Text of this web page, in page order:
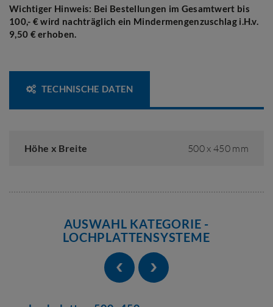
Wichtiger Hinweis: Bei Bestellungen im Gesamtwert bis
100,- € wird nachträglich ein Mindermengenzuschlag i.H.v.
9,50 € erhoben.
TECHNISCHE DATEN
Höhe x Breite 500 x 450 mm
AUSWAHL KATEGORIE -
LOCHPLATTENSYSTEME